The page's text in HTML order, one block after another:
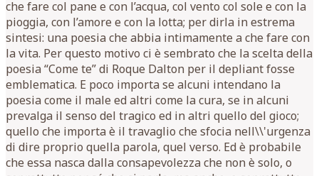
che fare col pane e con l’acqua, col vento col sole e con la
pioggia, con l’amore e con la lotta; per dirla in estrema
sintesi: una poesia che abbia intimamente a che fare con
la vita. Per questo motivo ci è sembrato che la scelta della
poesia “Come te” di Roque Dalton per il depliant fosse
emblematica. E poco importa se alcuni intendano la
poesia come il male ed altri come la cura, se in alcuni
prevalga il senso del tragico ed in altri quello del gioco;
quello che importa è il travaglio che sfocia nell\\'urgenza
di dire proprio quella parola, quel verso. Ed è probabile
che essa nasca dalla consapevolezza che non è solo, o